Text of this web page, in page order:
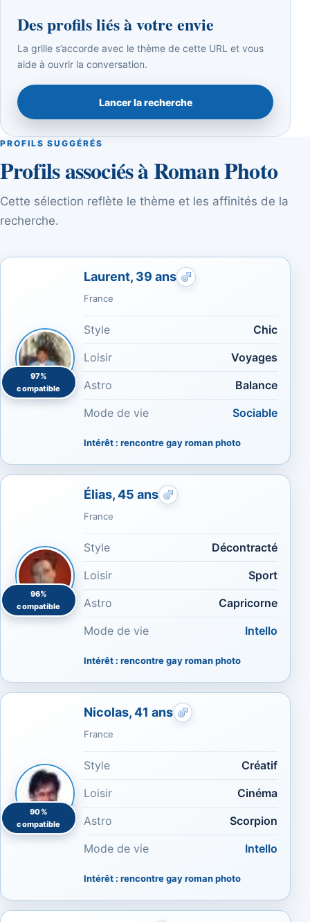
Des profils liés à votre envie
La grille s’accorde avec le thème de cette URL et vous
aide à ouvrir la conversation.
Lancer la recherche
PROFILS SUGGÉRÉS
Profils associés à Roman Photo
Cette sélection reflète le thème et les affinités de la
recherche.
97%
compatible
Laurent, 39 ans
Rencontres gays :
France
Style
Chic
Loisir
Voyages
Astro
Balance
Mode de vie
Sociable
Intérêt : rencontre gay roman photo
96%
compatible
Élias, 45 ans
Rencontres gays : Aucun
France
Style
Décontracté
Loisir
Sport
Astro
Capricorne
Mode de vie
Intello
Intérêt : rencontre gay roman photo
90%
compatible
Nicolas, 41 ans
Rencontres gays :
France
Style
Créatif
Loisir
Cinéma
Astro
Scorpion
Mode de vie
Intello
Intérêt : rencontre gay roman photo